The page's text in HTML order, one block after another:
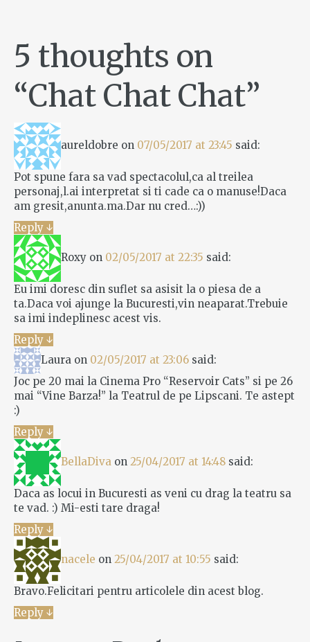
5 thoughts on
“Chat Chat Chat”
aureldobre on 07/05/2017 at 23:45 said:
Pot spune fara sa vad spectacolul,ca al treilea
personaj,l.ai interpretat si ti cade ca o manuse!Daca
am gresit,anunta.ma.Dar nu cred…:))
Reply ↓
Roxy on 02/05/2017 at 22:35 said:
Eu imi doresc din suflet sa asisit la o piesa de a
ta.Daca voi ajunge la Bucuresti,vin neaparat.Trebuie
sa imi indeplinesc acest vis.
Reply ↓
Laura on 02/05/2017 at 23:06 said:
Joc pe 20 mai la Cinema Pro “Reservoir Cats” si pe 26
mai “Vine Barza!” la Teatrul de pe Lipscani. Te astept
:)
Reply ↓
BellaDiva on 25/04/2017 at 14:48 said:
Daca as locui in Bucuresti as veni cu drag la teatru sa
te vad. :) Mi-esti tare draga!
Reply ↓
nacele on 25/04/2017 at 10:55 said:
Bravo.Felicitari pentru articolele din acest blog.
Reply ↓